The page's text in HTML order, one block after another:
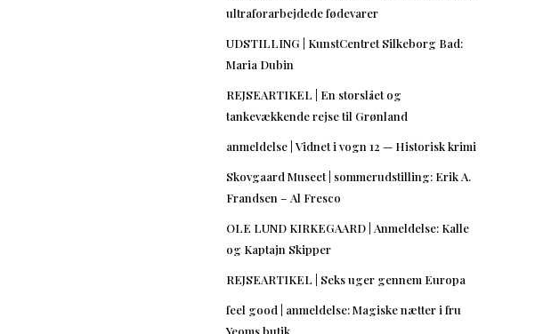
ultraforarbejdede fødevarer
UDSTILLING | KunstCentret Silkeborg Bad:
Maria Dubin
REJSEARTIKEL | En storslået og
tankevækkende rejse til Grønland
anmeldelse | Vidnet i vogn 12 — Historisk krimi
Skovgaard Museet | sommerudstilling: Erik A.
Frandsen – Al Fresco
OLE LUND KIRKEGAARD | Anmeldelse: Kalle
og Kaptajn Skipper
REJSEARTIKEL | Seks uger gennem Europa
feel good | anmeldelse: Magiske nætter i fru
Yeoms butik